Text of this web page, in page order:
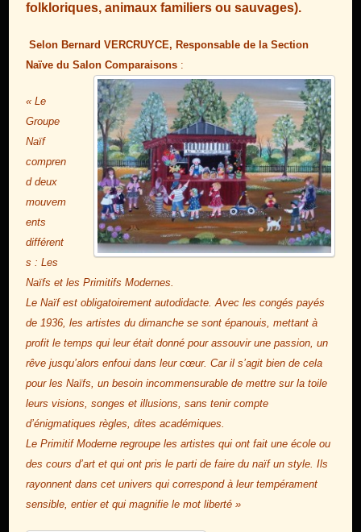
folkloriques, animaux familiers ou sauvages).
Selon Bernard VERCRUYCE, Responsable de la Section
Naïve du Salon Comparaisons :
« Le
Groupe
Naïf
compren
d deux
mouvem
ents
différent
s : Les
Naïfs et les Primitifs Modernes.
Le Naïf est obligatoirement autodidacte. Avec les congés payés
de 1936, les artistes du dimanche se sont épanouis, mettant à
profit le temps qui leur était donné pour assouvir une passion, un
rêve jusqu’alors enfoui dans leur cœur. Car il s’agit bien de cela
pour les Naïfs, un besoin incommensurable de mettre sur la toile
leurs visions, songes et illusions, sans tenir compte
d’énigmatiques règles, dites académiques.
Le Primitif Moderne regroupe les artistes qui ont fait une école ou
des cours d’art et qui ont pris le parti de faire du naïf un style. Ils
rayonnent dans cet univers qui correspond à leur tempérament
sensible, entier et qui magnifie le mot liberté »